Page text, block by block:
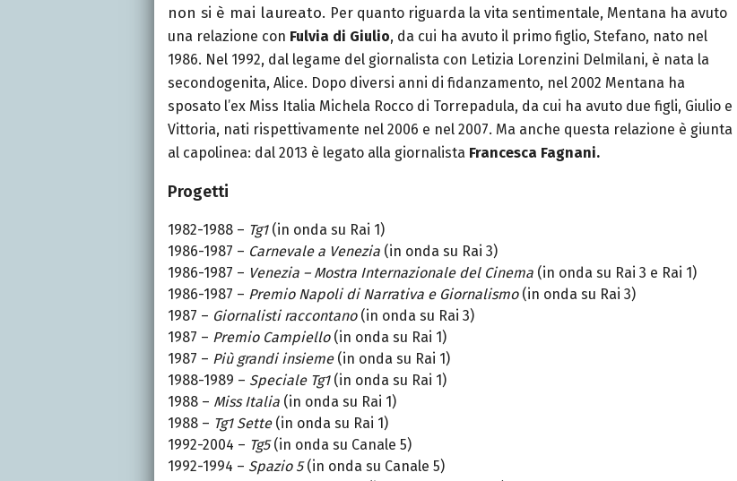
non si è mai laureato. Per quanto riguarda la vita sentimentale, Mentana ha avuto
una relazione con Fulvia di Giulio, da cui ha avuto il primo figlio, Stefano, nato nel
1986. Nel 1992, dal legame del giornalista con Letizia Lorenzini Delmilani, è nata la
secondogenita, Alice. Dopo diversi anni di fidanzamento, nel 2002 Mentana ha
sposato l’ex Miss Italia Michela Rocco di Torrepadula, da cui ha avuto due figli, Giulio e
Vittoria, nati rispettivamente nel 2006 e nel 2007. Ma anche questa relazione è giunta
al capolinea: dal 2013 è legato alla giornalista Francesca Fagnani.
Progetti
1982-1988 – Tg1(in onda su Rai 1)
1986-1987 – Carnevale a Venezia (in onda su Rai 3)
1986-1987 – Venezia – Mostra Internazionale del Cinema (in onda su Rai 3 e Rai 1)
1986-1987 – Premio Napoli di Narrativa e Giornalismo(in onda su Rai 3)
1987 – Giornalisti raccontano(in onda su Rai 3)
1987 – Premio Campiello(in onda su Rai 1)
1987 – Più grandi insieme(in onda su Rai 1)
1988-1989 – Speciale Tg1(in onda su Rai 1)
1988 – Miss Italia (in onda su Rai 1)
1988 – Tg1 Sette(in onda su Rai 1)
1992-2004 – Tg5(in onda su Canale 5)
1992-1994 – Spazio 5(in onda su Canale 5)